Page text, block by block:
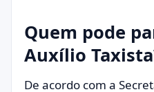
Quem pode
Auxílio
De acordo com a